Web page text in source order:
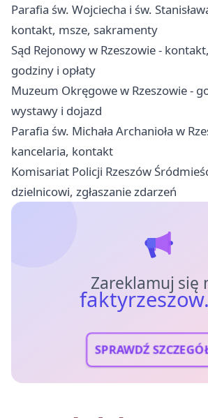
Parafia św. Wojciecha i św.
kontakt, msze, sakramenty
Sąd Rejonowy w Rzeszowie -
godziny i opłaty
Muzeum Okręgowe w Rzeszowie -
wystawy i dojazd
Parafia św. Michała Archanioła w
kancelaria, kontakt
Komisariat Policji Rzeszów
dzielnicowi, zgłaszanie zdarzeń
Zareklamuj się
SPRAWDŹ